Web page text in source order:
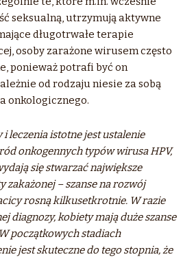
seksualną, utrzymują aktywne
długotrwałe terapie
osoby zarażone wirusem często
ponieważ potrafi być on
od rodzaju niesie za sobą
onkologicznego.
i leczenia istotne jest ustalenie
onkogennych typów wirusa HPV,
się stwarzać największe
zakażonej – szanse na rozwój
rosną kilkusetkrotnie. W razie
diagnozy, kobiety mają duże szanse
początkowych stadiach
jest skuteczne do tego stopnia, że